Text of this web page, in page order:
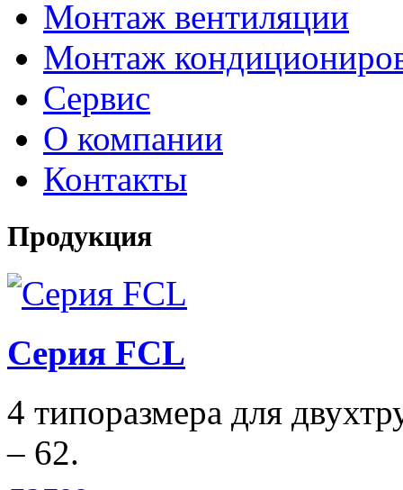
Монтаж вентиляции
Монтаж
Сервис
О компании
Контакты
Продукция
Серия FCL
4 типоразмера для
– 62.